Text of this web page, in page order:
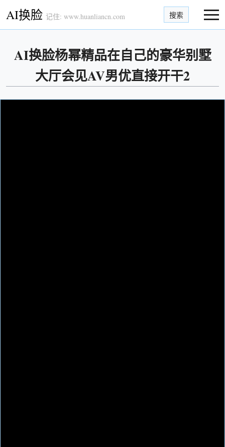
AI换脸 记住: www.huanliancn.com 搜索
AI换脸杨幂精品在自己的豪华别墅
大厅会见AV男优直接开干2